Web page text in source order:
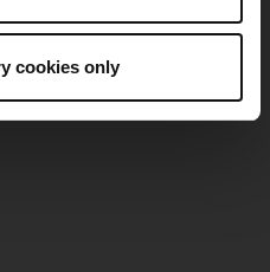
cookies only